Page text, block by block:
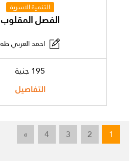
التنمية الاسرية
الفصل المقلوب
احمد العربي طه
195 جنية
التفاصيل
1
2
3
4
»